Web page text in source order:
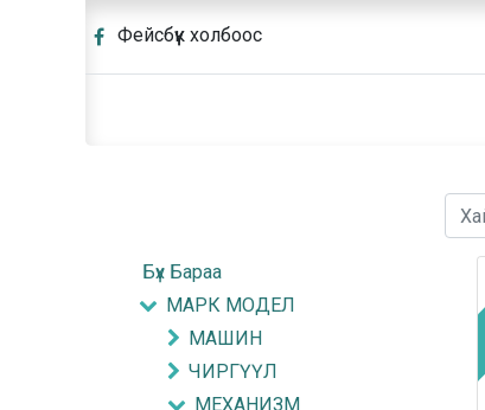
Фейсбүүк холбоос
Бүх Бараа
МАРК МОДЕЛ
МАШИН
ЧИРГҮҮЛ
МЕХАНИЗМ